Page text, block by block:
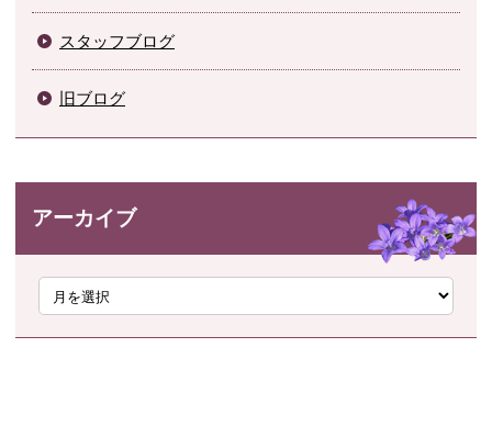
スタッフブログ
旧ブログ
アーカイブ